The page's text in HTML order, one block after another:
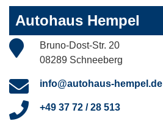
Autohaus Hempel
Bruno-Dost-Str. 20
08289 Schneeberg
info@autohaus-hempel.de
+49 37 72 / 28 513